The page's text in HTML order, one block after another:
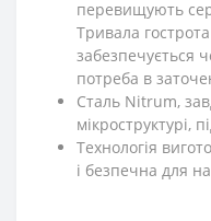
перевищують
Тривала
забезпечується
потреба в
Сталь Nitrum,
мікроструктурі,
Технологія
і безпечна для